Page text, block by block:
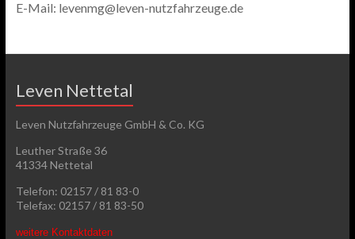
E-Mail: levenmg@leven-nutzfahrzeuge.de
Leven Nettetal
Leven Nutzfahrzeuge GmbH & Co. KG
Leuther Straße 36
41334 Nettetal
Telefon: 02157 / 81 83-0
Telefax: 02157 / 81 83-50
weitere Kontaktdaten